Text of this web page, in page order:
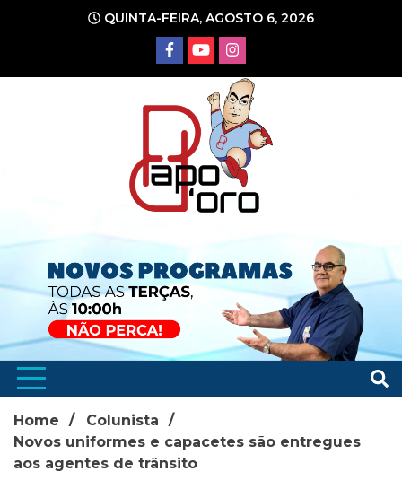
conteúdo
QUINTA-FEIRA, AGOSTO 6, 2026
Home
Colunista
Novos uniformes e capacetes são entregues
aos agentes de trânsito